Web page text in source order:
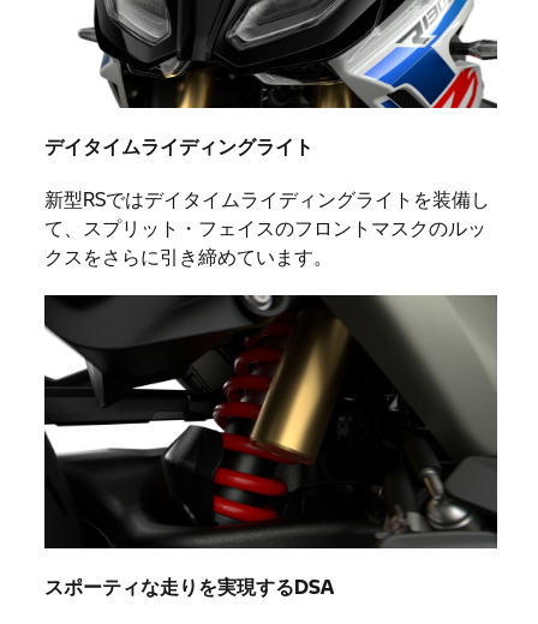
デイタイムライディングライト
新型RSではデイタイムライディングライトを装備し
て、スプリット・フェイスのフロントマスクのルッ
クスをさらに引き締めています。
スポーティな走りを実現するDSA